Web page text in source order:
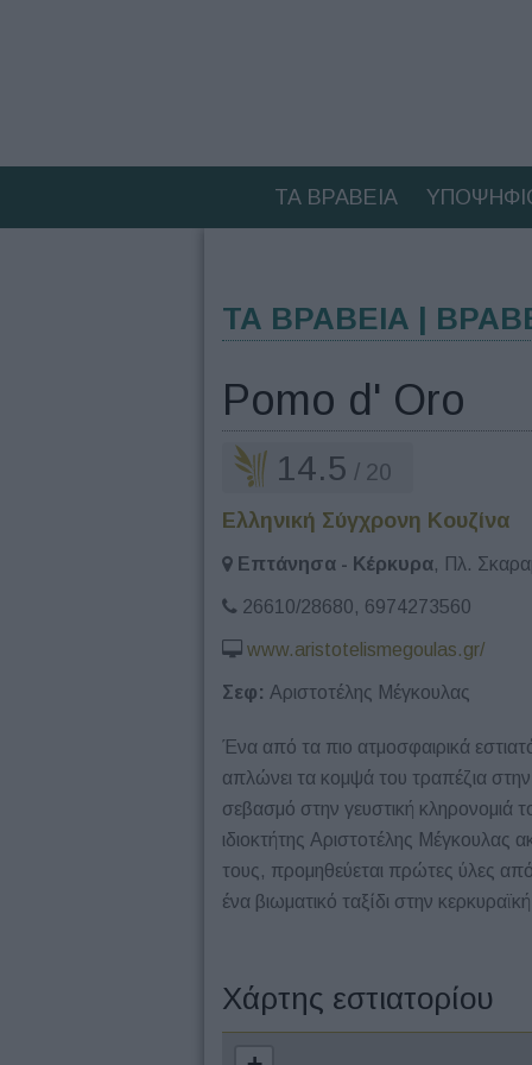
ΤΑ ΒΡΑΒΕΙΑ
ΤΑ ΒΡΑΒΕΙΑ |
Pomo d' Oro
14.5 / 20
Ελληνική Σύγχρονη Κουζίνα
Επτάνησα - Κέρκυρα, Πλ.
26610/28680, 6974273560
www.aristotelismegoulas.gr/
Σεφ: Αριστοτέλης Μέγκουλας
Ένα από τα πιο ατμοσφαιρικά
απλώνει τα κομψά του τραπέζια
σεβασμό στην γευστική κληρονομιά
ιδιοκτήτης Αριστοτέλης Μέγκουλας
τους, προμηθεύεται πρώτες ύλες
ένα βιωματικό ταξίδι στην
Χάρτης εστιατορίου